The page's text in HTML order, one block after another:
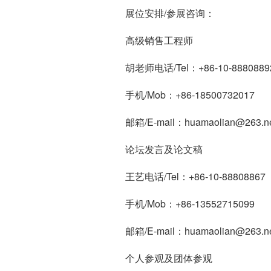
展位安排/参展咨询：
高级销售工程师
胡老师电话/Tel：+86-10-
手机/Mob：+86-18500732017
邮箱/E-mail：
论坛发言及论文稿
王艺电话/Tel：+86-10-88808867
手机/Mob：+86-13552715099
邮箱/E-mail：
个人参观及团体参观